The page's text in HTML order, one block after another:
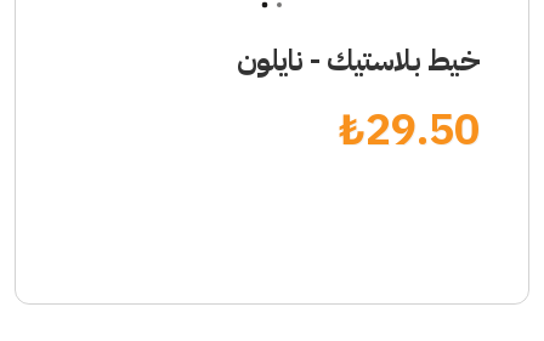
1 2
خيط بلاستيك - نايلون
29.50
₺